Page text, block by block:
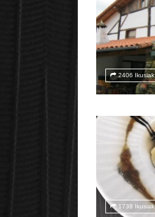
2406 Ikusiak
1738 Ikusiak